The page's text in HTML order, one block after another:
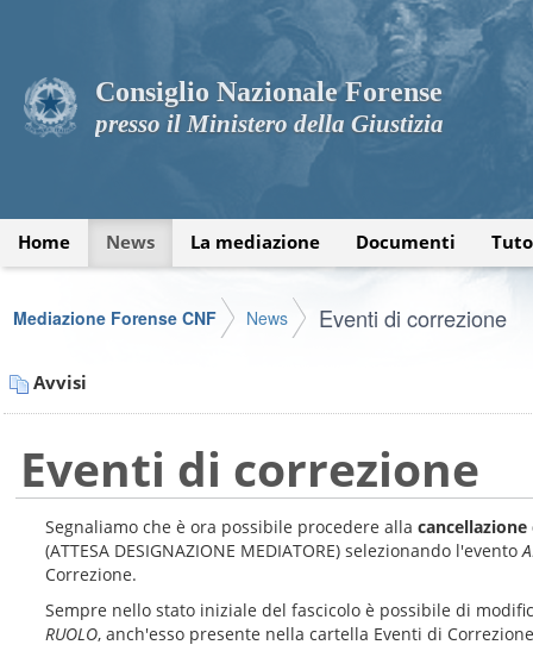
Consiglio Nazionale Forense
presso il Ministero della Giustizia
Home News La mediazione Documenti
Mediazione Forense CNF News Eventi di correzione
Avvisi
Eventi di correzione
Segnaliamo che è ora possibile procedere alla
(ATTESA DESIGNAZIONE MEDIATORE) selezionando l'evento
Correzione.
Sempre nello stato iniziale del fascicolo è possibile di
RUOLO, anch'esso presente nella cartella Eventi di